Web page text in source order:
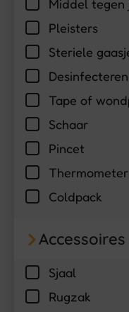
Middel tegen
Pleisters
Steriele
Tape of
Schaar
Pincet
Thermometer
Coldpack
Accessoires
Sjaal
Rugzak